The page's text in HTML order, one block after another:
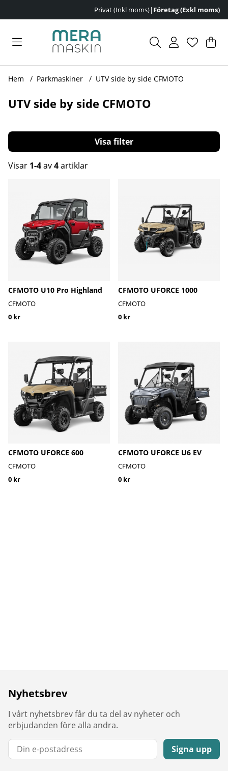
Privat (Inkl moms)| Företag (Exkl moms)
.
Hem Parkmaskiner UTV side by side CFMOTO
UTV side by side CFMOTO
Filtrera
Visar 1-4av4artiklar
CFMOTO U10 Pro Highland
CFMOTO
0 kr
CFMOTO UFORCE 1000
CFMOTO
0 kr
CFMOTO UFORCE 600
CFMOTO
0 kr
CFMOTO UFORCE U6 EV
CFMOTO
0 kr
Nyhetsbrev
I vårt nyhetsbrev får du ta del av nyheter och
erbjudanden före alla andra.
E-post:
Signa upp